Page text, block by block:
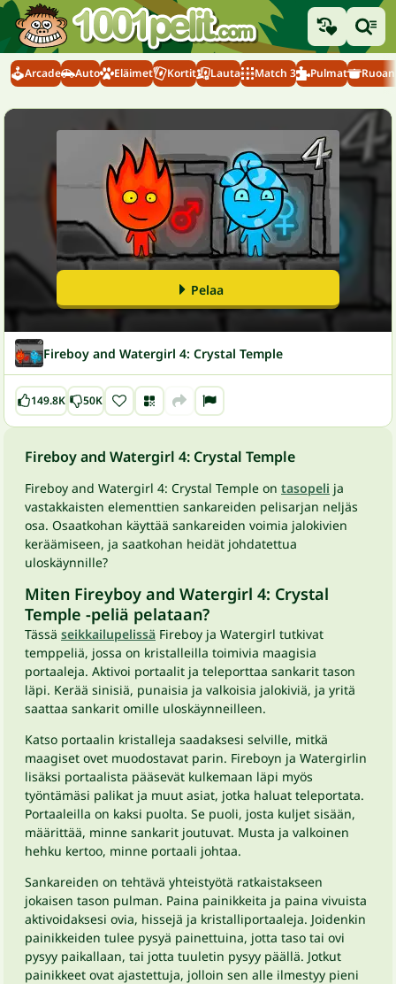
Arcade Auto Eläimet Kortit Lauta Match 3 Pulmat
Pelaa
Fireboy and Watergirl 4: Crystal Temple
149.8K 50K
Fireboy and Watergirl 4: Crystal Temple
Fireboy and Watergirl 4: Crystal Temple on tasopeli ja
vastakkaisten elementtien sankareiden pelisarjan neljäs
osa. Osaatkohan käyttää sankareiden voimia jalokivien
keräämiseen, ja saatkohan heidät johdatettua
uloskäynnille?
Miten Fireyboy and Watergirl 4: Crystal
Temple -peliä pelataan?
Tässä seikkailupelissä Fireboy ja Watergirl tutkivat
temppeliä, jossa on kristalleilla toimivia maagisia
portaaleja. Aktivoi portaalit ja teleporttaa sankarit tason
läpi. Kerää sinisiä, punaisia ja valkoisia jalokiviä, ja yritä
saattaa sankarit omille uloskäynneilleen.
Katso portaalin kristalleja saadaksesi selville, mitkä
maagiset ovet muodostavat parin. Fireboyn ja Watergirlin
lisäksi portaalista pääsevät kulkemaan läpi myös
työntämäsi palikat ja muut asiat, jotka haluat teleportata.
Portaaleilla on kaksi puolta. Se puoli, josta kuljet sisään,
määrittää, minne sankarit joutuvat. Musta ja valkoinen
hehku kertoo, minne portaali johtaa.
Sankareiden on tehtävä yhteistyötä ratkaistakseen
jokaisen tason pulman. Paina painikkeita ja paina vivuista
aktivoidaksesi ovia, hissejä ja kristalliportaaleja. Joidenkin
painikkeiden tulee pysyä painettuina, jotta taso tai ovi
pysyy paikallaan, tai jotta tuuletin pysyy päällä. Jotkut
painikkeet ovat ajastettuja, jolloin sen alle ilmestyy pieni